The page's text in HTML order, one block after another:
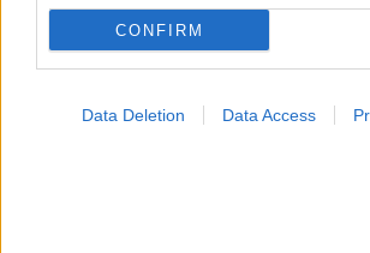
CONFIRM
Data Deletion Data Access